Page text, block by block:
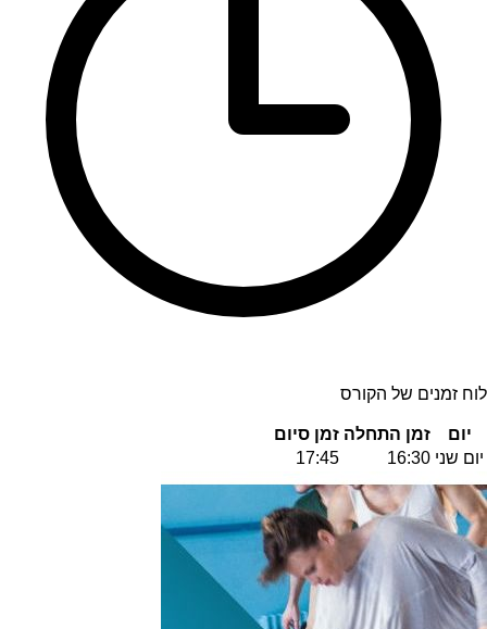
לוח זמנים של הקורס
יום זמן התחלה זמן סיום
יום שני 16:30
17:45